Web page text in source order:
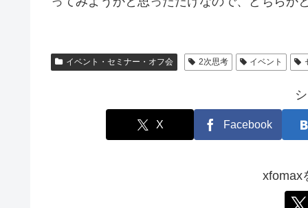
イベント・セミナー・オフ会 2次思考 イベント
X Facebook
xfomax